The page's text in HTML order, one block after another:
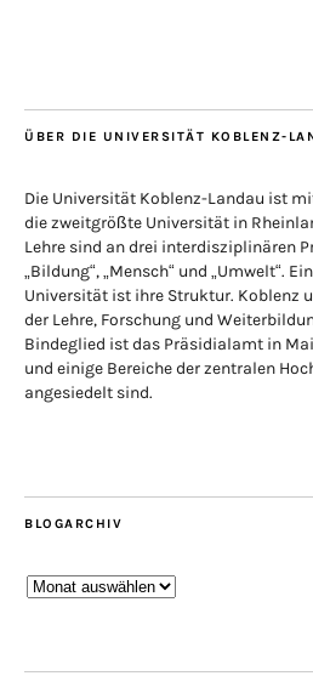
ÜBER DIE UNIVERSITÄT KOBLENZ-
Die Universität Koblenz-Landau ist
die zweitgrößte Universität in
Lehre sind an drei interdisziplinären
„Bildung“, „Mensch“ und „Umwelt“.
Universität ist ihre Struktur. Koblenz
der Lehre, Forschung und
Bindeglied ist das Präsidialamt in
und einige Bereiche der zentralen
angesiedelt sind.
BLOGARCHIV
Blogarchiv